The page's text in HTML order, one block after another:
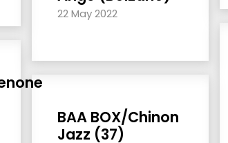
22 May 2022
BAA BOX/Chinon
Jazz (37)